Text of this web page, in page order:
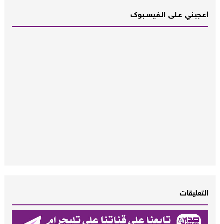
أعـــجبــني عـــلى الــفــيســــبوك
التعليقات